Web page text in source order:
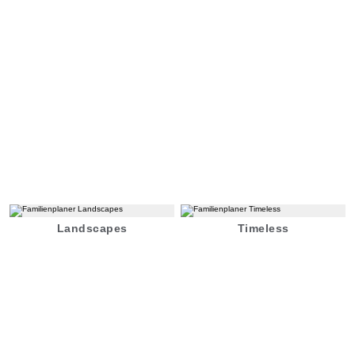
Landscapes Timeless